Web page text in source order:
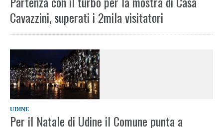
Cavazzini, superati i 2mila visitatori
UDINE
Per il Natale di Udine il Comune punta a